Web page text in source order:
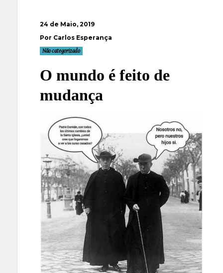
24 de Maio, 2019
Por Carlos Esperança
Não categorizado
O mundo é feito de
mudança